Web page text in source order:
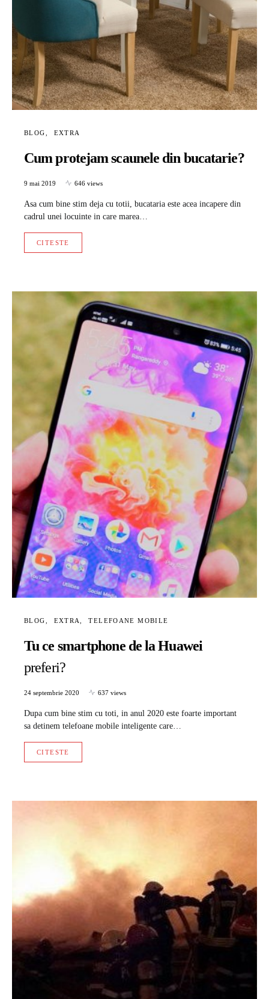
BLOG EXTRA
Cum protejam scaunele din bucatarie?
9 mai 2019 646 views
Asa cum bine stim deja cu totii, bucataria este acea incapere din
cadrul unei locuinte in care marea…
CITESTE
BLOG EXTRA TELEFOANE MOBILE
Tu ce smartphone de la Huawei
preferi?
24 septembrie 2020 637 views
Dupa cum bine stim cu toti, in anul 2020 este foarte important
sa detinem telefoane mobile inteligente care…
CITESTE